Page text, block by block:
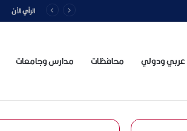
الرأي الآن
عربي ودولي محافظات مدارس وجامعات